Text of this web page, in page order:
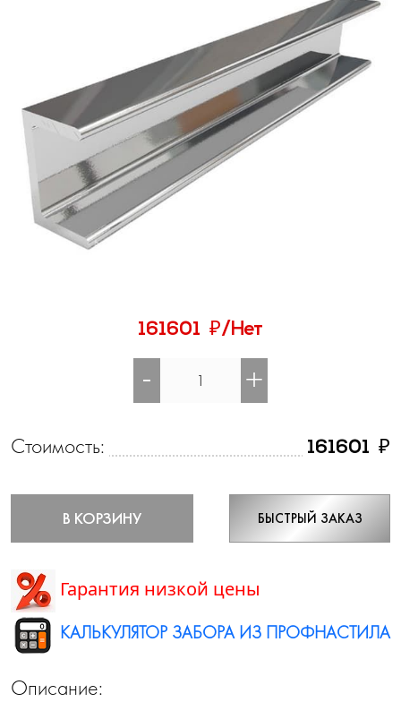
161601 ₽/Нет
- +
Стоимость: 161601 ₽
В КОРЗИНУ БЫСТРЫЙ ЗАКАЗ
Гарантия низкой цены
КАЛЬКУЛЯТОР ЗАБОРА ИЗ ПРОФНАСТИЛА
Описание: